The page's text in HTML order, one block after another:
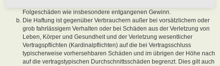
Folgeschäden wie insbesondere entgangenen Gewinn.
Die Haftung ist gegenüber Verbrauchern außer bei vorsätzlichem oder
grob fahrlässigem Verhalten oder bei Schäden aus der Verletzung von
Leben, Körper und Gesundheit und der Verletzung wesentlicher
Vertragspflichten (Kardinalpflichten) auf die bei Vertragsschluss
typischerweise vorhersehbaren Schäden und im übrigen der Höhe nach
auf die vertragstypischen Durchschnittsschäden begrenzt. Dies gilt auch